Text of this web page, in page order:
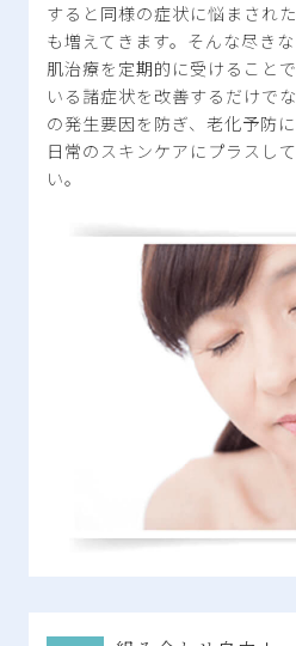
すると同様の症状に悩まされ
も増えてきます。そんな尽き
肌治療を定期的に受けること
いる諸症状を改善するだけで
の発生要因を防ぎ、老化予防
日常のスキンケアにプラスし
い。